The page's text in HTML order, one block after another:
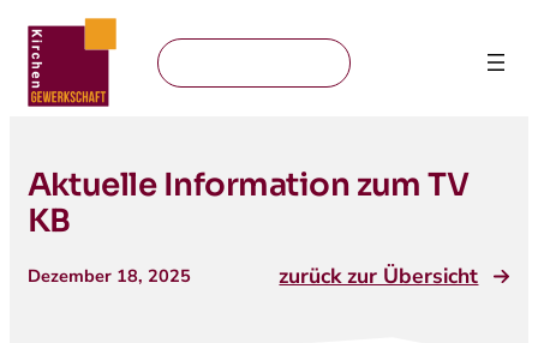
Aktuelle Information zum TV
KB
Dezember 18, 2025 zurück zur Übersicht